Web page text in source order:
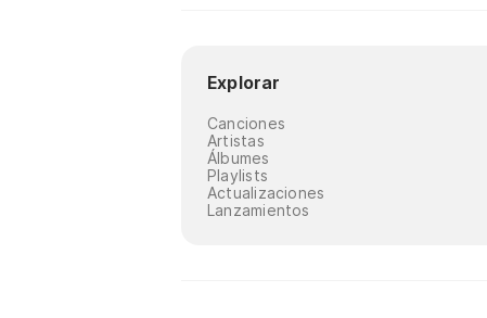
Explorar
Canciones
Artistas
Álbumes
Playlists
Actualizaciones
Lanzamientos